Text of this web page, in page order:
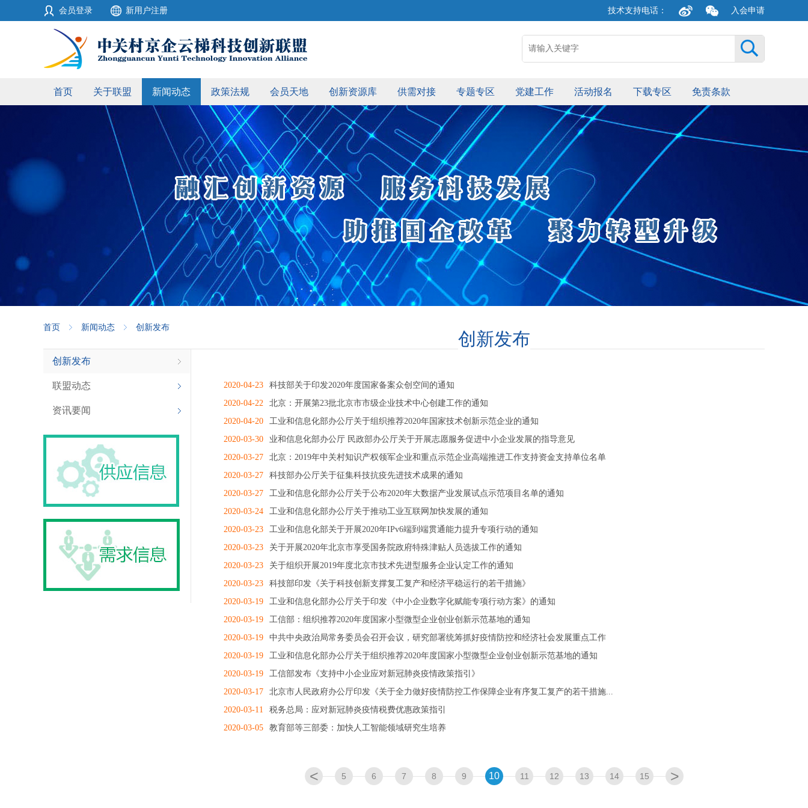
会员登录 新用户注册 技术支持电话： 入会申请
首页 关于联盟 新闻动态 政策法规 会员天地 创新资源库 供需对接 专题专区 党建工作 活动报名 下载专区 免责条款
首页 新闻动态 创新发布
创新发布
联盟动态
资讯要闻
创新发布
2020-04-23
科技部关于印发2020年度国家备案众创空间的通知
2020-04-22
北京：开展第23批北京市市级企业技术中心创建工作的通知
2020-04-20
工业和信息化部办公厅关于组织推荐2020年国家技术创新示范企业的通知
2020-03-30
业和信息化部办公厅 民政部办公厅关于开展志愿服务促进中小企业发展的指导意见
2020-03-27
北京：2019年中关村知识产权领军企业和重点示范企业高端推进工作支持资金支持单位名单
2020-03-27
科技部办公厅关于征集科技抗疫先进技术成果的通知
2020-03-27
工业和信息化部办公厅关于公布2020年大数据产业发展试点示范项目名单的通知
2020-03-24
工业和信息化部办公厅关于推动工业互联网加快发展的通知
2020-03-23
工业和信息化部关于开展2020年IPv6端到端贯通能力提升专项行动的通知
2020-03-23
关于开展2020年北京市享受国务院政府特殊津贴人员选拔工作的通知
2020-03-23
关于组织开展2019年度北京市技术先进型服务企业认定工作的通知
2020-03-23
科技部印发《关于科技创新支撑复工复产和经济平稳运行的若干措施》
2020-03-19
工业和信息化部办公厅关于印发《中小企业数字化赋能专项行动方案》的通知
2020-03-19
工信部：组织推荐2020年度国家小型微型企业创业创新示范基地的通知
2020-03-19
中共中央政治局常务委员会召开会议，研究部署统筹抓好疫情防控和经济社会发展重点工作
2020-03-19
工业和信息化部办公厅关于组织推荐2020年度国家小型微型企业创业创新示范基地的通知
2020-03-19
工信部发布《支持中小企业应对新冠肺炎疫情政策指引》
2020-03-17
北京市人民政府办公厅印发《关于全力做好疫情防控工作保障企业有序复工复产的若干措施...
2020-03-11
税务总局：应对新冠肺炎疫情税费优惠政策指引
2020-03-05
教育部等三部委：加快人工智能领域研究生培养
< 5 6 7 8 9 10 11 12 13 14 15 >